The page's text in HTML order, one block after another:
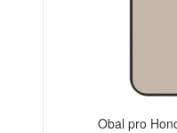
Obal pro